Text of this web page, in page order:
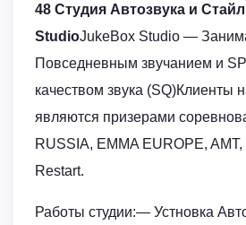
48 Студия Автозвука и
StudioJukeBox Studio —
Повседневным звучанием и
качеством звука (SQ)Клиенты
являются призерами
RUSSIA, EMMA EUROPE,
Restart.
Работы студии:— Устновка